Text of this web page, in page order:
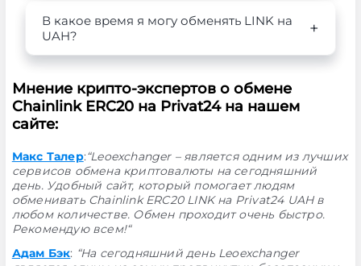
В какое время я могу обменять LINK на
UAH?
Мнение крипто-экспертов о обмене
Chainlink ERC20 на Privat24 на нашем
сайте:
Макс Талер:“Leoexchanger – является одним из лучших
сервисов обмена криптовалюты на сегодняшний
день. Удобный сайт, который помогает людям
обменивать Chainlink ERC20 LINK на Privat24 UAH в
любом количестве. Обмен проходит очень быстро.
Рекомендую всем!“
Адам Бэк: “На сегодняшний день Leoexchanger